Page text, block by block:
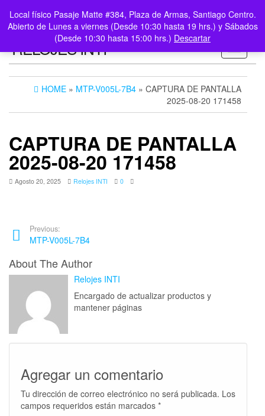
Local físico Pasaje Matte #384, Plaza de Armas, Santiago Centro.
Abierto de Lunes a viernes (Desde 10:30 hasta 19 hrs.) y Sábados
(Desde 10:30 hasta 15:00 hrs.) Descartar
LOGIN /
REGISTER
0
$0
Toggle
RELOJES INTI
HOME » MTP-V005L-7B4 » CAPTURA DE PANTALLA
2025-08-20 171458
CAPTURA DE PANTALLA
2025-08-20 171458
Agosto 20, 2025 Relojes INTI 0
Previous:
MTP-V005L-7B4
About The Author
Relojes INTI
Encargado de actualizar productos y
mantener páginas
Agregar un comentario
Tu dirección de correo electrónico no será publicada. Los
campos requeridos están marcados *